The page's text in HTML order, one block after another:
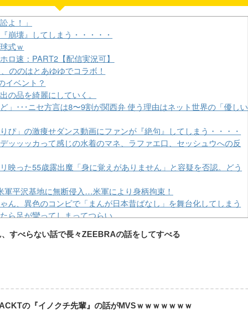
よ！」
崩壊』してしまう・・・・・
式ｗ
ロ速：PART2【配信実況可】
ののはとあゆゆでコラボ！
イベント？
の品を綺麗にしていく。
」･･･ニセ方言は8〜9割が関西弁 使う理由はネット世界の「優しい
ぴ」の激痩せダンス動画にファンが『絶句』してしまう・・・・
ッッッカって感じの水着のマネ、ラファエ口、セッシュウへの反
映った55歳露出魔「身に覚えがありません」と容疑を否認。どう
軍平沢基地に無断侵入…米軍により身柄拘束！
ん、異色のコンビで「まんが日本昔ばなし」を舞台化してしまう
ら足が攣ってしまってつらい…
ぴ」の激痩せダンス動画にファンが『絶句』してしまう・・・・
な女キャラwwwwww
されずに済むよ」３０代男性が1342万円だまし取られる
さん、整形手術に大失敗して撮影不能に⇒！！
ージでしか聞いたことない言葉
ムにありがちな事
シアに移住ｗｗｗｗｗｗｗｗｗｗｗｗｗｗｗｗｗｗｗｗｗｗｗｗ
、すべらない話で長々ZEEBRAの話をしてすべる
の『イノクチ先輩』の話がMVSｗｗｗｗｗｗｗ